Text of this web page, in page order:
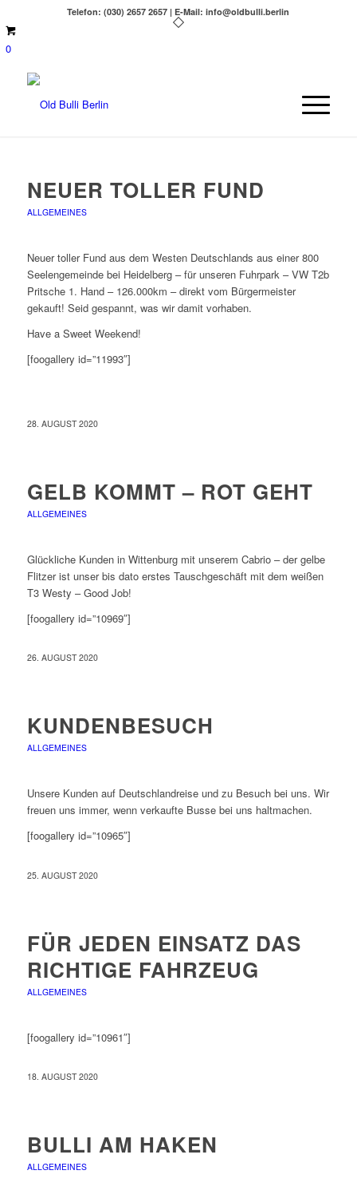
Telefon: (030) 2657 2657 | E-Mail: info@oldbulli.berlin
0
NEUER TOLLER FUND
ALLGEMEINES
Neuer toller Fund aus dem Westen Deutschlands aus einer 800
Seelengemeinde bei Heidelberg – für unseren Fuhrpark – VW T2b
Pritsche 1. Hand – 126.000km – direkt vom Bürgermeister
gekauft! Seid gespannt, was wir damit vorhaben.
Have a Sweet Weekend!
[foogallery id=”11993″]
28. AUGUST 2020
GELB KOMMT – ROT GEHT
ALLGEMEINES
Glückliche Kunden in Wittenburg mit unserem Cabrio – der gelbe
Flitzer ist unser bis dato erstes Tauschgeschäft mit dem weißen
T3 Westy – Good Job!
[foogallery id=”10969″]
26. AUGUST 2020
KUNDENBESUCH
ALLGEMEINES
Unsere Kunden auf Deutschlandreise und zu Besuch bei uns. Wir
freuen uns immer, wenn verkaufte Busse bei uns haltmachen.
[foogallery id=”10965″]
25. AUGUST 2020
FÜR JEDEN EINSATZ DAS
RICHTIGE FAHRZEUG
ALLGEMEINES
[foogallery id=”10961″]
18. AUGUST 2020
BULLI AM HAKEN
ALLGEMEINES